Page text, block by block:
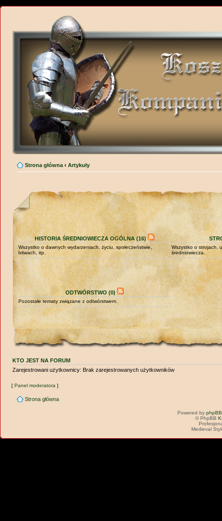
Strona główna ‹ Artykuły
HISTORIA ŚREDNIOWIECZA OGÓLNA (16)
Wszystko o dawnych wydarzeniach, życiu, społeczeństwie,
bitwach, itp.
Wszystko o strojach,
średniowiecza.
ODTWÓRSTWO (0)
Pozostałe tematy związane z odtwórstwem.
KTO JEST NA FORUM
Zarejestrowani użytkownicy: Brak zarejestrowanych użytkowników
[Panel moderatora ]
Strona główna
Powered by phpBB
© PhpBB
Medieval